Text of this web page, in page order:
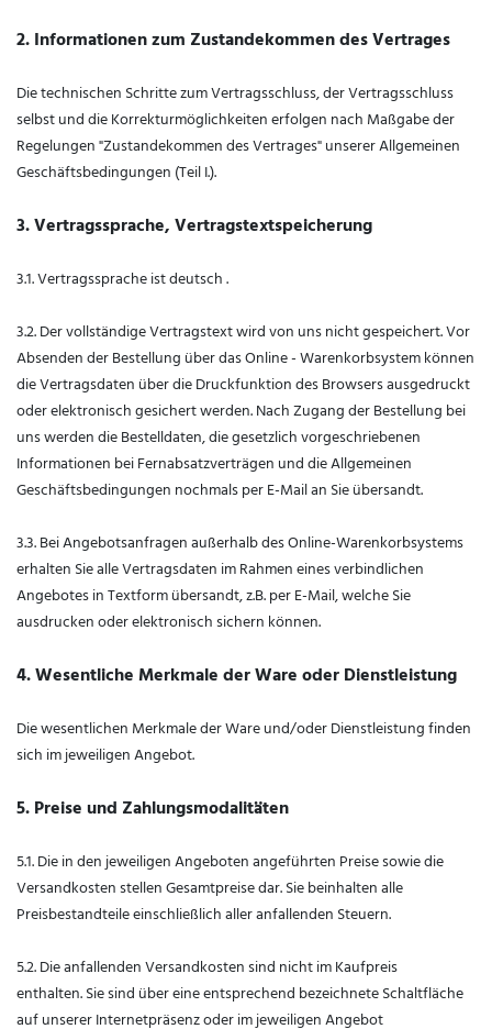
2. Informationen zum Zustandekommen des Vertrages
Die technischen Schritte zum Vertragsschluss, der Vertragsschluss
selbst und die Korrekturmöglichkeiten erfolgen nach Maßgabe der
Regelungen "Zustandekommen des Vertrages" unserer Allgemeinen
Geschäftsbedingungen (Teil I.).
3. Vertragssprache, Vertragstextspeicherung
3.1. Vertragssprache ist deutsch.
3.2. Der vollständige Vertragstext wird von uns nicht gespeichert. Vor
Absenden der Bestellung über das Online - Warenkorbsystemkönnen
die Vertragsdaten über die Druckfunktion des Browsers ausgedruckt
oder elektronisch gesichert werden. Nach Zugang der Bestellung bei
uns werden die Bestelldaten, die gesetzlich vorgeschriebenen
Informationen bei Fernabsatzverträgen und die Allgemeinen
Geschäftsbedingungen nochmals per E-Mail an Sie übersandt.
3.3. Bei Angebotsanfragen außerhalb des Online-Warenkorbsystems
erhalten Sie alle Vertragsdaten im Rahmen eines verbindlichen
Angebotes in Textform übersandt, z.B. per E-Mail, welche Sie
ausdrucken oder elektronisch sichern können.
4. Wesentliche Merkmale der Ware oder Dienstleistung
Die wesentlichen Merkmale der Ware und/oder Dienstleistung finden
sich im jeweiligen Angebot.
5. Preise und Zahlungsmodalitäten
5.1. Die in den jeweiligen Angeboten angeführten Preise sowie die
Versandkosten stellen Gesamtpreise dar. Sie beinhalten alle
Preisbestandteile einschließlich aller anfallenden Steuern.
5.2. Die anfallenden Versandkosten sind nicht im Kaufpreis
enthalten. Sie sind über eine entsprechend bezeichnete Schaltfläche
auf unserer Internetpräsenz oder im jeweiligen Angebot